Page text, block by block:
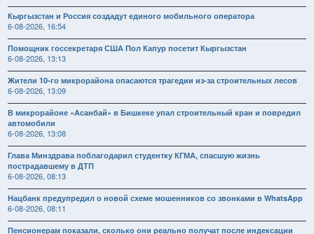
Кыргызстан и Россия создадут единого мобильного оператора
6-08-2026, 16:54
Помощник госсекретаря США Пол Капур посетит Кыргызстан
6-08-2026, 13:13
Жители 10-го микрорайона опасаются трагедии из-за строительных лесов
6-08-2026, 13:09
В микрорайоне «Асанбай» в Бишкеке упал строительный кран и повредил
автомобили
6-08-2026, 13:08
Глава Минздрава поблагодарил студентку КГМА, спасшую жизнь
пострадавшему в ДТП
6-08-2026, 08:13
Нацбанк предупредил о новой схеме мошенников со звонками в WhatsApp
6-08-2026, 08:11
Пенсионерам показали, сколько они реально получат после индексации